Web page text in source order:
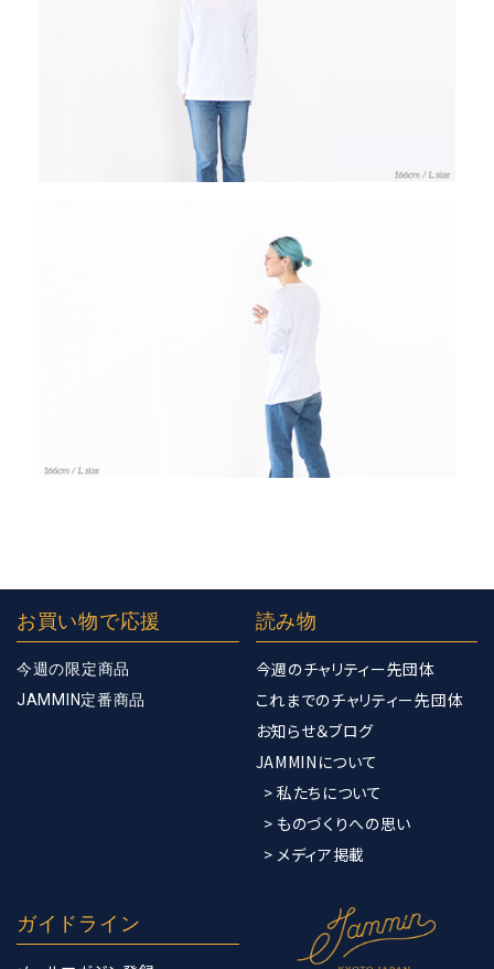
お買い物で応援
今週の限定商品
JAMMIN定番商品
読み物
今週のチャリティー先団体
これまでのチャリティー先団体
お知らせ＆ブログ
JAMMINについて
> 私たちについて
> ものづくりへの思い
> メディア掲載
ガイドライン